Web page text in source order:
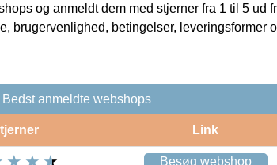
og anmeldt dem med stjerner fra 1 til 5 ud
brugervenlighed, betingelser, leveringsformer
Bedst anmeldte webshops
Link
Besøg webshop